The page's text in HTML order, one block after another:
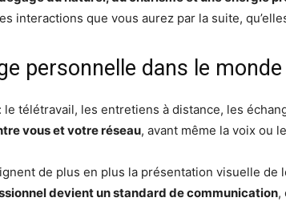
interactions que vous aurez par la suite,
personnelle dans le
télétravail, les entretiens à distance, les
vous et votre réseau, avant même la voix ou
de plus en plus la présentation visuelle
devient un standard de communication,